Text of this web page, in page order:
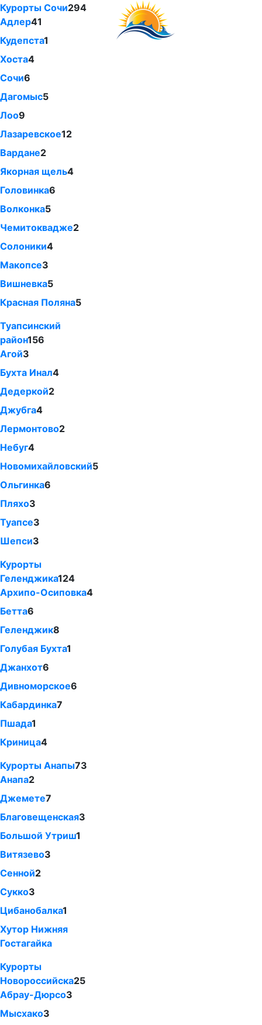
Курорты Сочи294
Адлер41
Кудепста1
Хоста4
Сочи6
Дагомыс5
Лоо9
Лазаревское12
Вардане2
Якорная щель4
Головинка6
Волконка5
Чемитоквадже2
Солоники4
Макопсе3
Вишневка5
Красная Поляна5
Туапсинский
район156
Агой3
Бухта Инал4
Дедеркой2
Джубга4
Лермонтово2
Небуг4
Новомихайловский5
Ольгинка6
Пляхо3
Туапсе3
Шепси3
Курорты
Геленджика124
Архипо-Осиповка4
Бетта6
Геленджик8
Голубая Бухта1
Джанхот6
Дивноморское6
Кабардинка7
Пшада1
Криница4
Курорты Анапы73
Анапа2
Джемете7
Благовещенская3
Большой Утриш1
Витязево3
Сенной2
Сукко3
Цибанобалка1
Хутор Нижняя
Гостагайка
Курорты
Новороссийска25
Абрау-Дюрсо3
Мысхако3